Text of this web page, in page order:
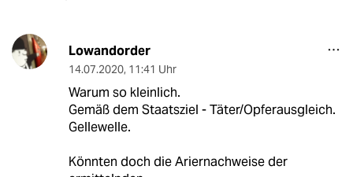
Lowandorder
14.07.2020, 11:41 Uhr
Warum so kleinlich.
Gemäß dem Staatsziel - Täter/Opferausgleich.
Gellewelle.
Könnten doch die Ariernachweise der